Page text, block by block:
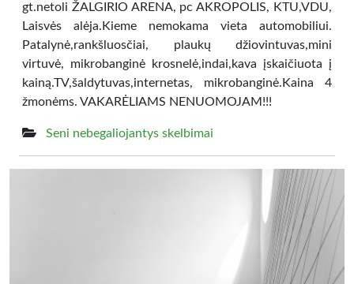
gt.netoli ŽALGIRIO ARENA, pc AKROPOLIS, KTU,VDU,
Laisvės alėja.Kieme nemokama vieta automobiliui.
Patalynė,rankšluosčiai, plaukų džiovintuvas,mini
virtuvė, mikrobanginė krosnelė,indai,kava įskaičiuota į
kainą.TV,šaldytuvas,internetas, mikrobanginė.Kaina 4
žmonėms. VAKARĖLIAMS NENUOMOJAM!!!
Seni nebegaliojantys skelbimai